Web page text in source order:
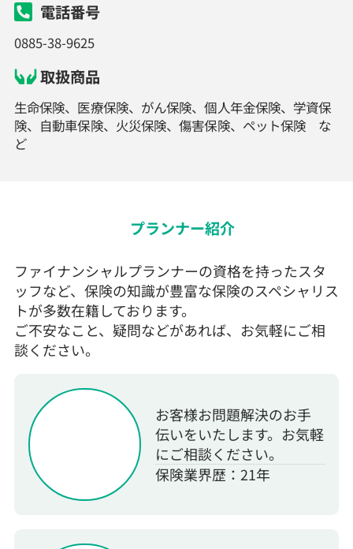
電話番号
0885-38-9625
取扱商品
生命保険、医療保険、がん保険、個人年金保険、学資保
険、自動車保険、火災保険、傷害保険、ペット保険 な
ど
プランナー紹介
ファイナンシャルプランナーの資格を持ったスタ
ッフなど、保険の知識が豊富な保険のスペシャリス
トが多数在籍しております。
ご不安なこと、疑問などがあれば、お気軽にご相
談ください。
お客様お問題解決のお手
伝いをいたします。お気軽
にご相談ください。
保険業界歴：21年